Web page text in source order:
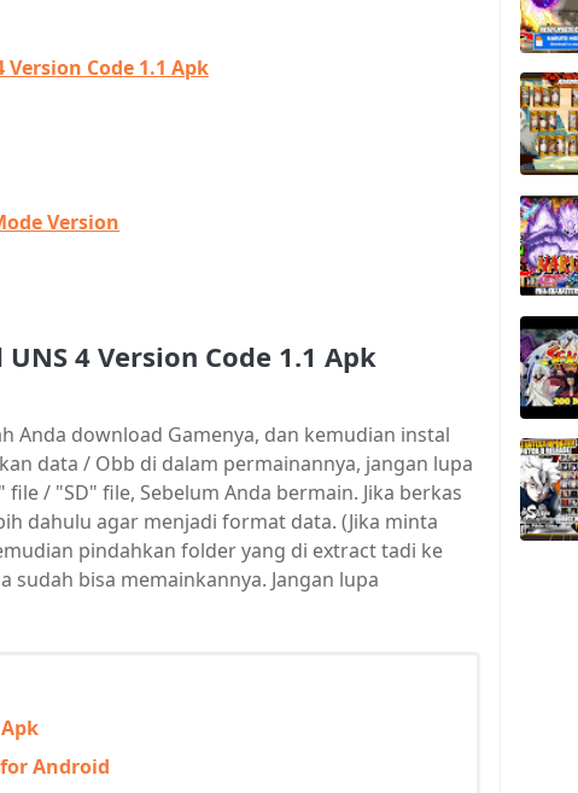
Code 1.1 Apk
Version
4 Version Code 1.1 Apk
Anda download Gamenya, dan kemudian instal
data / Obb di dalam permainannya, jangan lupa
/ "SD" file, Sebelum Anda bermain. Jika berkas
dahulu agar menjadi format data. (Jika minta
pindahkan folder yang di extract tadi ke
sudah bisa memainkannya. Jangan lupa
Android